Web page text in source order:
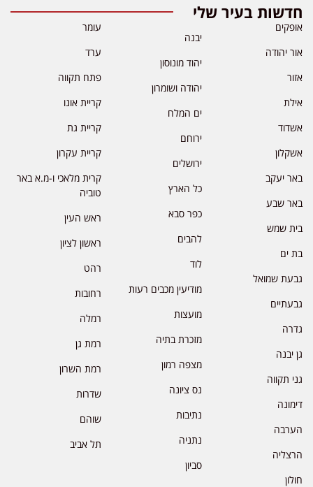
חדשות בעיר שלי
אופקים
אור יהודה
אזור
אילת
אשדוד
אשקלון
באר יעקב
באר שבע
בית שמש
בת ים
גבעת שמואל
גבעתיים
גדרה
גן יבנה
גני תקווה
דימונה
הערבה
הרצליה
חולון
יבנה
יהוד מונוסון
יהודה ושומרון
ים המלח
ירוחם
ירושלים
כל הארץ
כפר סבא
להבים
לוד
מודיעין מכבים רעות
מועצות
מזכרת בתיה
מצפה רמון
נס ציונה
נתיבות
נתניה
סביון
עומר
ערד
פתח תקווה
קריית אונו
קריית גת
קריית עקרון
קרית מלאכי ו-מ.א באר
טוביה
ראש העין
ראשון לציון
רהט
רחובות
רמלה
רמת גן
רמת השרון
שדרות
שוהם
תל אביב